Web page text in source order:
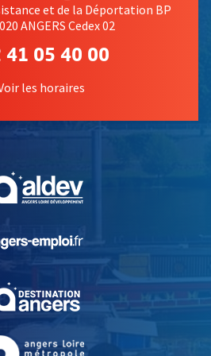
et de la Déportation BP
ANGERS Cedex 02
41 05 40 00
les horaires
, Ouvre une nouvelle
, Ouvre une nouvelle